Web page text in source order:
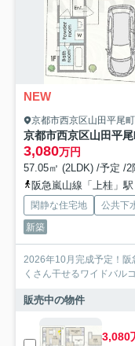
NEW
京都市西京区山田平尾町
京都市西京区山田平
3,080万円
57.05㎡ (2LDK) /予定 /2
阪急嵐山線「上桂」
閑静な住宅地
公共下
新築
2026年10月完成予定！阪
くさん干せるワイドバル
販売中の物件
3,080